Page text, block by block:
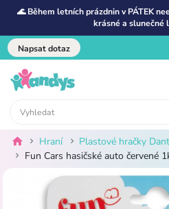
🌊 Během letních prázdnin v PÁTEK
krásné a slunečné
Napsat dotaz
Hraní Plastové hračky
Fun Cars hasičské auto červené